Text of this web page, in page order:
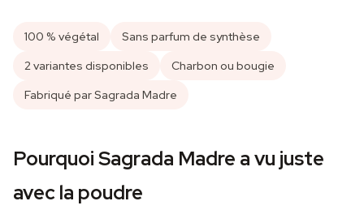
100 % végétal
Sans parfum de synthèse
2 variantes disponibles
Charbon ou bougie
Fabriqué par Sagrada Madre
Pourquoi Sagrada Madre a vu juste
avec la poudre